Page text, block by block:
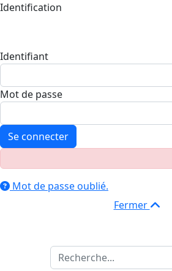
Identification
Identifiant
Mot de passe
Se connecter
Mot de passe oublié.
Fermer